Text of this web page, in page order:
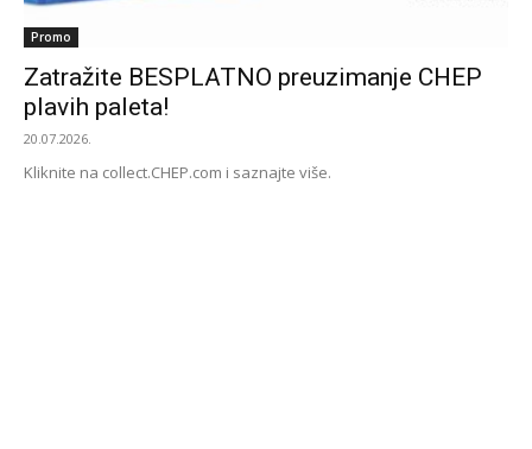
Promo
Zatražite BESPLATNO preuzimanje CHEP
plavih paleta!
20.07.2026.
Kliknite na collect.CHEP.com i saznajte više.